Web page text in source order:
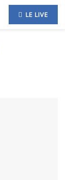
LE LIVE